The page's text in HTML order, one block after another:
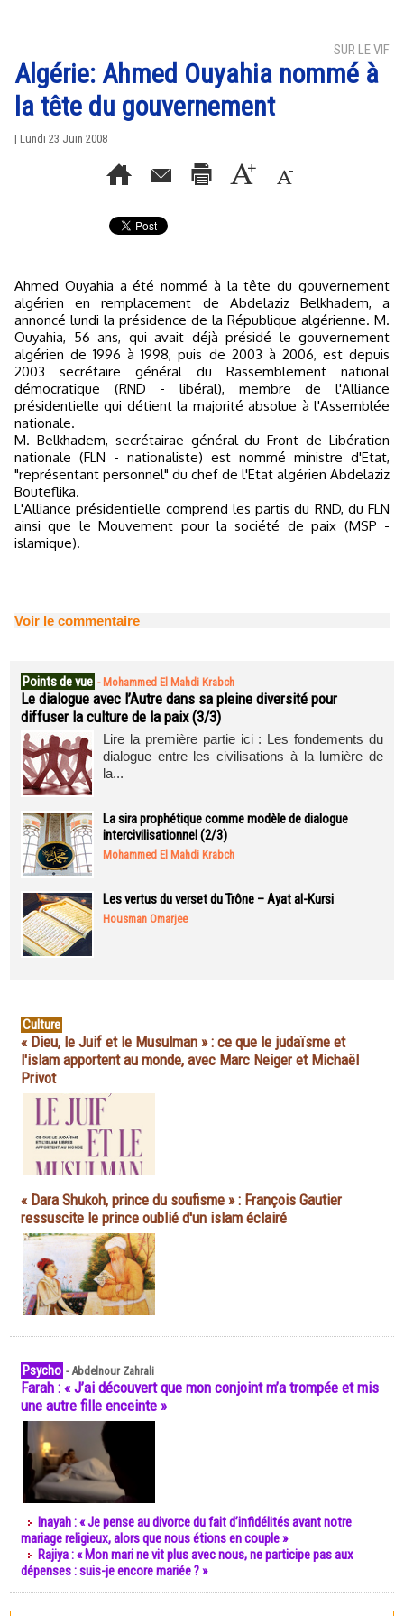
SUR LE VIF
Algérie: Ahmed Ouyahia nommé à
la tête du gouvernement
| Lundi 23 Juin 2008
Ahmed Ouyahia a été nommé à la tête du gouvernement
algérien en remplacement de Abdelaziz Belkhadem, a
annoncé lundi la présidence de la République algérienne. M.
Ouyahia, 56 ans, qui avait déjà présidé le gouvernement
algérien de 1996 à 1998, puis de 2003 à 2006, est depuis
2003 secrétaire général du Rassemblement national
démocratique (RND - libéral), membre de l'Alliance
présidentielle qui détient la majorité absolue à l'Assemblée
nationale.
M. Belkhadem, secrétairae général du Front de Libération
nationale (FLN - nationaliste) est nommé ministre d'Etat,
"représentant personnel" du chef de l'Etat algérien Abdelaziz
Bouteflika.
L'Alliance présidentielle comprend les partis du RND, du FLN
ainsi que le Mouvement pour la société de paix (MSP -
islamique).
Voir le commentaire
Points de vue - Mohammed El Mahdi Krabch
Le dialogue avec l’Autre dans sa pleine diversité pour
diffuser la culture de la paix (3/3)
Lire la première partie ici : Les fondements du
dialogue entre les civilisations à la lumière de
la...
La sira prophétique comme modèle de dialogue
intercivilisationnel (2/3)
Mohammed El Mahdi Krabch
Les vertus du verset du Trône – Ayat al-Kursi
Housman Omarjee
Culture
« Dieu, le Juif et le Musulman » : ce que le judaïsme et
l'islam apportent au monde, avec Marc Neiger et Michaël
Privot
« Dara Shukoh, prince du soufisme » : François Gautier
ressuscite le prince oublié d'un islam éclairé
Psycho -Abdelnour Zahrali
Farah : « J’ai découvert que mon conjoint m’a trompée et mis
une autre fille enceinte »
Inayah : « Je pense au divorce du fait d’infidélités avant notre
mariage religieux, alors que nous étions en couple »
Rajiya : « Mon mari ne vit plus avec nous, ne participe pas aux
dépenses : suis-je encore mariée ? »